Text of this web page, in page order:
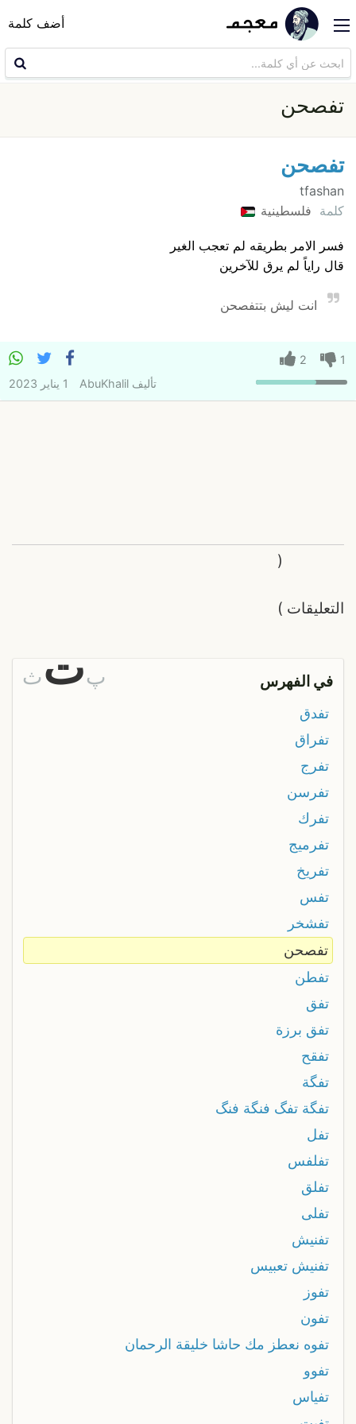
أضف كلمة
تفصحن
تفصحن
tfashan
كلمة فلسطينية
فسر الامر بطريقه لم تعجب الغير
قال راياً لم يرق للآخرين
انت ليش بتتفصحن
1
2
تأليفAbuKhalil 1 يناير 2023
التعليقات
(
)
في الفهرس پتث
تفدق
تفراق
تفرج
تفرسن
تفرك
تفرميج
تفريخ
تفس
تفشخر
تفصحن
تفطن
تفق
تفق برزة
تفقح
تفگة
تفگة تفگ فنگة فنگ
تفل
تفلفس
تفلق
تفلى
تفنيش
تفنيش تعبيس
تفوز
تفون
تفوه نعطز مك حاشا خليقة الرحمان
تفوو
تفياس